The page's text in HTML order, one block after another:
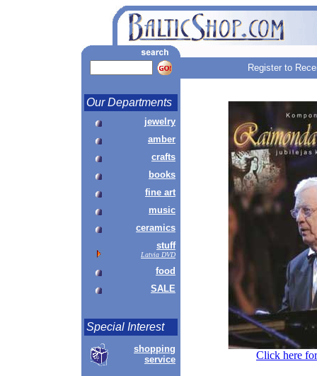
Register to
Our Departments
jewelry
amber
crafts
books
fine art
music
ceramics
stuff
Latvia DVD
food
SALE
Special Interest
shopping
service
Click here